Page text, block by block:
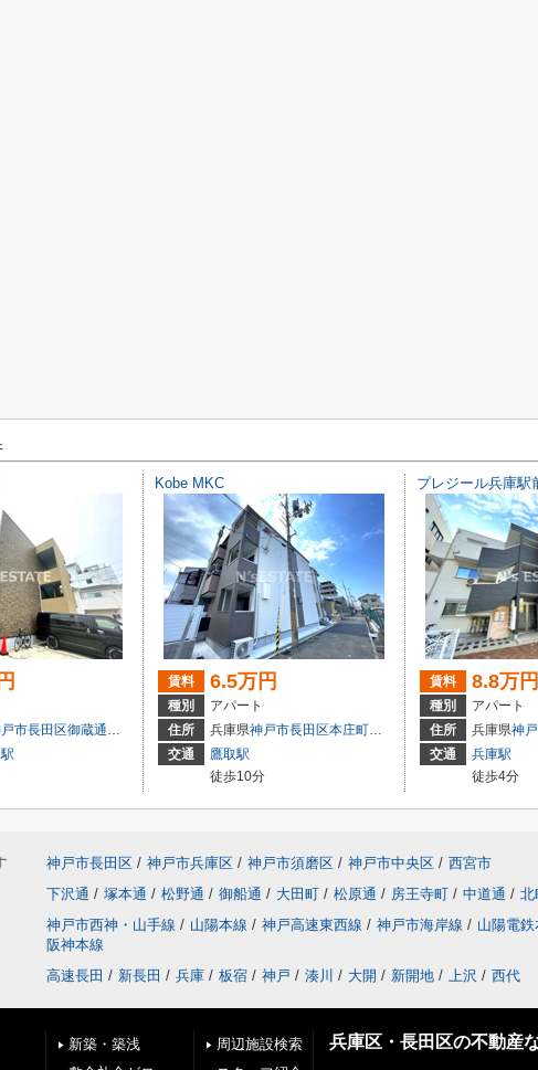
市長田区御蔵通７丁目
Kobe MKC
賃料 6.5万円
種別
アパート
住所
兵庫県神戸市長田区本庄町７丁目
交通
鷹取駅
徒歩10分
プレジール兵庫駅
賃料 8.8万円
種別
アパート
住所
兵庫県神
交通
兵庫駅
徒歩4分
神戸市長田区 / 神戸市兵庫区 / 神戸市須磨区 / 神戸市中央区 / 西宮市
下沢通 / 塚本通 / 松野通 / 御船通 / 大田町 / 松原通 / 房王寺町 / 中道通 / 北
神戸市西神・山手線 / 山陽本線 / 神戸高速東西線 / 神戸市海岸線 / 山陽電鉄
阪神本線
高速長田 / 新長田 / 兵庫 / 板宿 / 神戸 / 湊川 / 大開 / 新開地 / 上沢 / 西代
新築・築浅
周辺施設検索
兵庫区・長田区の不動産